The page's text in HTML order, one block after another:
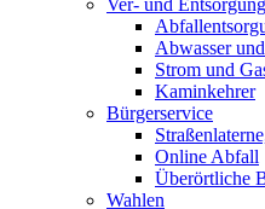
Ver- und Entsorgung
Abwasser
Strom und
Kaminkehrer
Bürgerservice
Online Abfall
Überörtliche
Wahlen